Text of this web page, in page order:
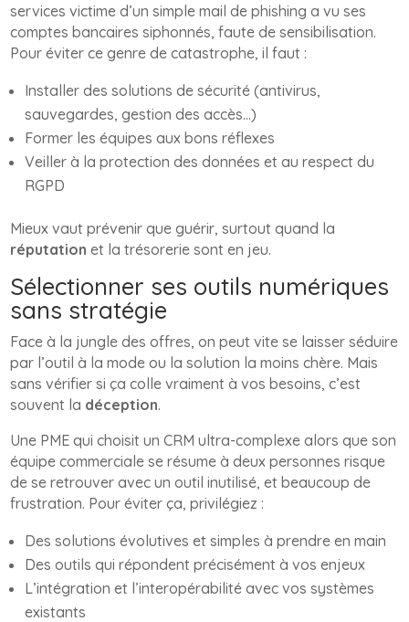
services victime d’un simple mail de phishing a vu ses
comptes bancaires siphonnés, faute de sensibilisation.
Pour éviter ce genre de catastrophe, il faut :
Installer des solutions de sécurité (antivirus,
sauvegardes, gestion des accès…)
Former les équipes aux bons réflexes
Veiller à la protection des données et au respect du
RGPD
Mieux vaut prévenir que guérir, surtout quand la
réputation et la trésorerie sont en jeu.
Sélectionner ses outils numériques
sans stratégie
Face à la jungle des offres, on peut vite se laisser séduire
par l’outil à la mode ou la solution la moins chère. Mais
sans vérifier si ça colle vraiment à vos besoins, c’est
souvent la déception.
Une PME qui choisit un CRM ultra-complexe alors que son
équipe commerciale se résume à deux personnes risque
de se retrouver avec un outil inutilisé, et beaucoup de
frustration. Pour éviter ça, privilégiez :
Des solutions évolutives et simples à prendre en main
Des outils qui répondent précisément à vos enjeux
L’intégration et l’interopérabilité avec vos systèmes
existants